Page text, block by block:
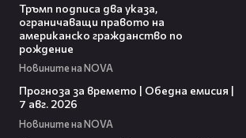
Тръмп подписа два указа,
ограничаващи правото на
американско гражданство по
рождение
Новините на NOVA
Прогноза за времето | Обедна емисия |
7 авг. 2026
Новините на NOVA